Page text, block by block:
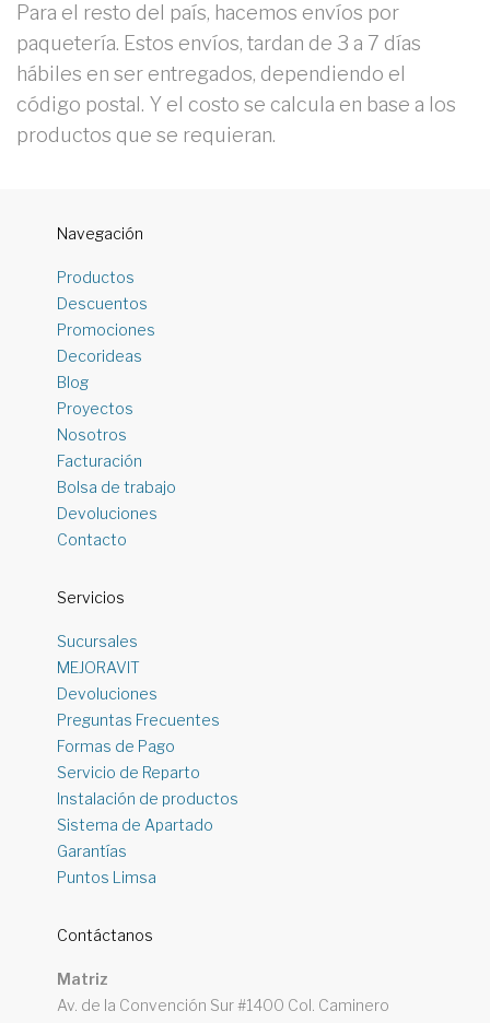
Para el resto del país, hacemos envíos por
paquetería. Estos envíos, tardan de 3 a 7 días
hábiles en ser entregados, dependiendo el
código postal. Y el costo se calcula en base a los
productos que se requieran.
Navegación
Productos
Descuentos
Promociones
Decorideas
Blog
Proyectos
Nosotros
Facturación
Bolsa de trabajo
Devoluciones
Contacto
Servicios
Sucursales
MEJORAVIT
Devoluciones
Preguntas Frecuentes
Formas de Pago
Servicio de Reparto
Instalación de productos
Sistema de Apartado
Garantías
Puntos Limsa
Contáctanos
Matriz
Av. de la Convención Sur #1400 Col. Caminero